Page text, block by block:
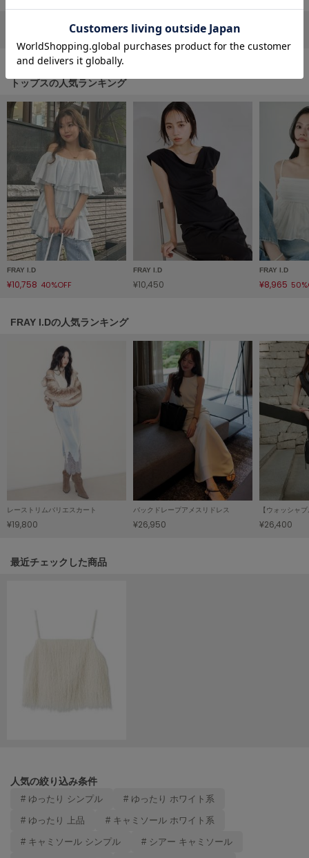
ファーファー
ジェラート ピケ
GELATO PIQUE CAT&DOG
ジェラート ピケ キャットアンドドッグ
gelato pique Sleep
ジェラート ピケ スリープ
GRAMICCI
グラミチ
Henon.
へノン
ハンター
HOKA ONEONE
ホカ オネオネ
le
ル
le coq sportif
ルコックスポルティフ
made of Organics
メイドオブオーガニクス
MICHU COQUETTE
リポストする LINEで送る
トップスの人気ランキング
FRAY I.D
¥10,758 40%OFF
FRAY I.D
¥10,450
FRAY I.D
¥8,965
FRAY I.Dの人気ランキング
レーストリムバリエスカート
¥19,800
バックドレープアメスリドレス
¥26,950 ¥26,400
関連記事
最近チェックした商品
人気の絞り込み条件
# ゆったり シンプル # ゆったり ホワイト系
# ゆったり 上品 # キャミソール ホワイト系
# キャミソール シンプル # シアー キャミソール